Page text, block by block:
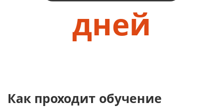
дней
Как проходит обучение